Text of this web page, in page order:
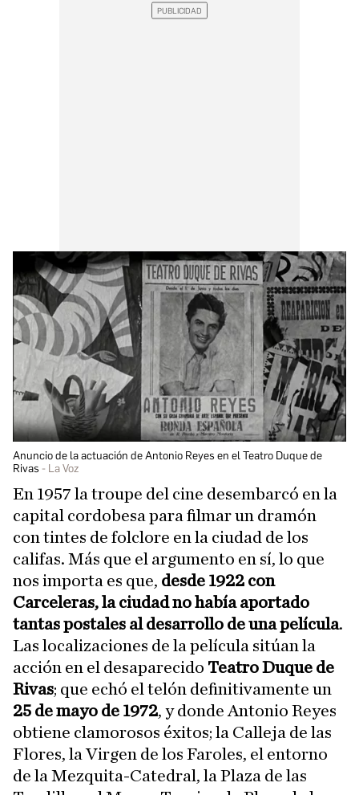
Anuncio de la actuación de Antonio Reyes en el Teatro Duque de
Rivas
La Voz
En 1957 la troupe del cine desembarcó en la
capital cordobesa para filmar un dramón
con tintes de folclore en la ciudad de los
califas. Más que el argumento en sí, lo que
nos importa es que, desde 1922 con
Carceleras, la ciudad no había aportado
tantas postales al desarrollo de una película.
Las localizaciones de la película sitúan la
acción en el desaparecido Teatro Duque de
Rivas; que echó el telón definitivamente un
25 de mayo de 1972, y donde Antonio Reyes
obtiene clamorosos éxitos; la Calleja de las
Flores, la Virgen de los Faroles, el entorno
de la Mezquita-Catedral, la Plaza de las